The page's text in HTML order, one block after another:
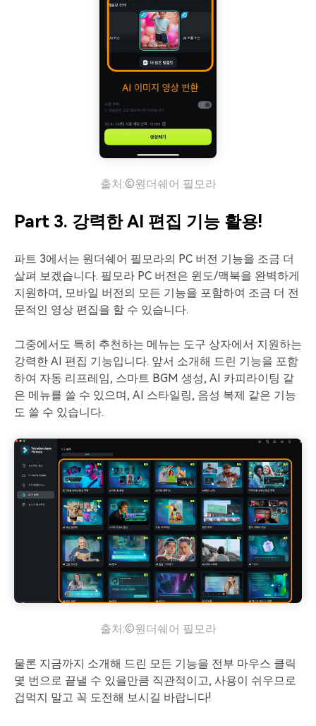
출처:©원더쉐어 필모라
Part 3. 강력한 AI 편집 기능 활용!
파트 3에서는 원더쉐어 필모라의 PC 버전 기능을 조금 더
살펴 보겠습니다. 필모라 PC 버전은 윈도/맥북을 완벽하게
지원하며, 모바일 버전의 모든 기능을 포함하여 조금 더 전
문적인 영상 편집을 할 수 있습니다.
그중에서도 특히 추천하는 메뉴는 도구 상자에서 지원하는
강력한 AI 편집 기능입니다. 앞서 소개해 드린 기능을 포함
하여 자동 리프레임, 스마트 BGM 생성, AI 카피라이팅 같
은 메뉴를 쓸 수 있으며, AI 스타일링, 음성 복제 같은 기능
도 쓸 수 있습니다.
출처:©원더쉐어 필모라
물론 지금까지 소개해 드린 모든 기능을 전부 마우스 클릭
몇 번으로 끝낼 수 있을만큼 직관적이고, 사용이 쉬우므로
겁먹지 말고 꼭 도전해 보시길 바랍니다!